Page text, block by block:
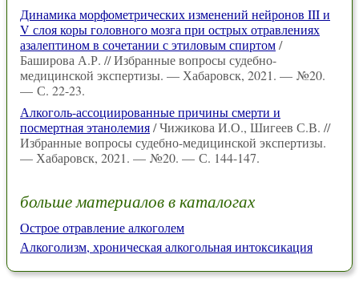
Динамика морфометрических изменений нейронов III и
V слоя коры головного мозга при острых отравлениях
азалептином в сочетании с этиловым спиртом/
Баширова А.Р. // Избранные вопросы судебно-
медицинской экспертизы. — Хабаровск, 2021. — №20.
— С. 22-23.
Алкоголь-ассоциированные причины смерти и
посмертная этанолемия/ Чижикова И.О., Шигеев С.В. //
Избранные вопросы судебно-медицинской экспертизы.
— Хабаровск, 2021. — №20. — С. 144-147.
больше материалов в каталогах
Острое отравление алкоголем
Алкоголизм, хроническая алкогольная интоксикация